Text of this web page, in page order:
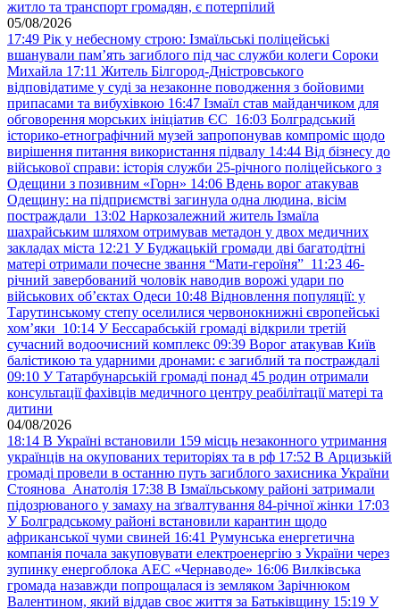
житло та транспорт громадян, є потерпілий
05/08/2026
17:49 Рік у небесному строю: Ізмаїльські поліцейські
вшанували пам’ять загиблого під час служби колеги Сороки
Михайла 17:11 Житель Білгород-Дністровського
відповідатиме у суді за незаконне поводження з бойовими
припасами та вибухівкою 16:47 Ізмаїл став майданчиком для
обговорення морських ініціатив ЄС 16:03 Болградський
історико-етнографічний музей запропонував компроміс щодо
вирішення питання використання підвалу 14:44 Від бізнесу до
військової справи: історія служби 25-річного поліцейського з
Одещини з позивним «Горн» 14:06 Вдень ворог атакував
Одещину: на підприємстві загинула одна людина, вісім
постраждали 13:02 Наркозалежний житель Ізмаїла
шахрайським шляхом отримував метадон у двох медичних
закладах міста 12:21 У Буджацькій громади дві багатодітні
матері отримали почесне звання “Мати-героїня” 11:23 46-
річний завербований чоловік наводив ворожі удари по
військових обʼєктах Одеси 10:48 Відновлення популяції: у
Тарутинському степу оселилися червонокнижні європейські
хом’яки 10:14 У Бессарабській громаді відкрили третій
сучасний водоочисний комплекс 09:39 Ворог атакував Київ
балістикою та ударними дронами: є загиблий та постраждалі
09:10 У Татарбунарській громаді понад 45 родин отримали
консультації фахівців медичного центру реабілітації матері та
дитини
04/08/2026
18:14 В Україні встановили 159 місць незаконного утримання
українців на окупованих територіях та в рф 17:52 В Арцизькій
громаді провели в останню путь загиблого захисника України
Стоянова Анатолія 17:38 В Ізмаїльському районі затримали
підозрюваного у замаху на зґвалтування 84-річної жінки 17:03
У Болградському районі встановили карантин щодо
африканської чуми свиней 16:41 Румунська енергетична
компанія почала закуповувати електроенергію з України через
зупинку енергоблока АЕС «Чернаводе» 16:06 Вилківська
громада назавжди попрощалася із земляком Зарічнюком
Валентином, який віддав своє життя за Батьківщину 15:19 У